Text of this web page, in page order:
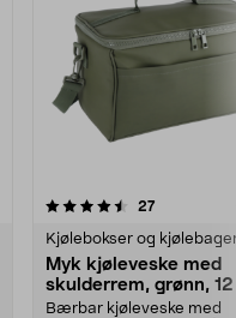
27
Kjølebokser og
Myk kjøleveske med
skulderrem, grønn,
Bærbar kjøleveske med